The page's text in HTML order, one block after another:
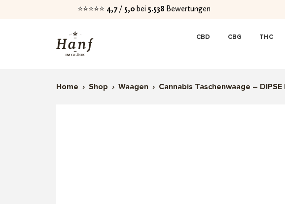
⭐⭐⭐⭐⭐ 4,7/ 5,0 bei 5.538 Bewertungen
Zur
Navigation
Zum
Inhalt
CBD CBG THC
Home › Shop › Waagen › Cannabis Taschenwaage – DIPSE